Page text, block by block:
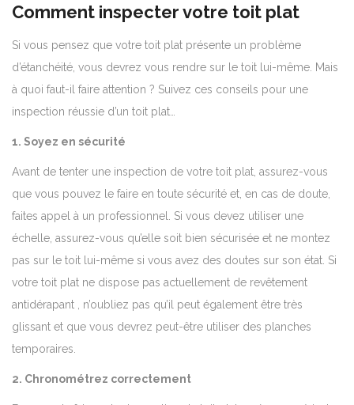
Comment inspecter votre toit plat
Si vous pensez que votre toit plat présente un problème
d’étanchéité, vous devrez vous rendre sur le toit lui-même. Mais
à quoi faut-il faire attention ? Suivez ces conseils pour une
inspection réussie d’un toit plat…
1. Soyez en sécurité
Avant de tenter une inspection de votre toit plat, assurez-vous
que vous pouvez le faire en toute sécurité et, en cas de doute,
faites appel à un professionnel. Si vous devez utiliser une
échelle, assurez-vous qu’elle soit bien sécurisée et ne montez
pas sur le toit lui-même si vous avez des doutes sur son état. Si
votre toit plat ne dispose pas actuellement de revêtement
antidérapant , n’oubliez pas qu’il peut également être très
glissant et que vous devrez peut-être utiliser des planches
temporaires.
2. Chronométrez correctement